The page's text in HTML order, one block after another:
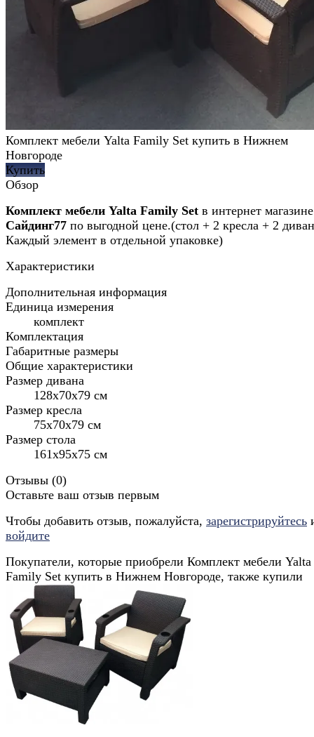
Комплект мебели Yalta Family Set купить в Нижнем
Новгороде
Купить
Обзор
Комплект мебели Yalta Family Set в интернет магазине
Сайдинг77 по выгодной цене.(стол + 2 кресла + 2
Каждый элемент в отдельной упаковке)
Характеристики
Дополнительная информация
Единица измерения
комплект
Комплектация
Габаритные размеры
Общие характеристики
Размер дивана
128х70х79 см
Размер кресла
75х70х79 см
Размер стола
161х95х75 см
Отзывы (0)
Оставьте ваш отзыв первым
Чтобы добавить отзыв, пожалуйста, зарегистрируйтесь
войдите
Покупатели, которые приобрели Комплект мебели Yalta
Family Set купить в Нижнем Новгороде, также купили